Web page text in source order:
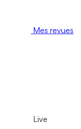
Mes revues
Live